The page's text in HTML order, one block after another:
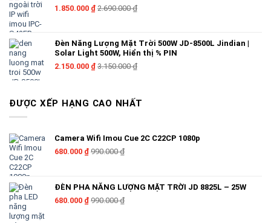
1.850.000 ₫ 2.690.000₫
Đèn Năng Lượng Mặt Trời 500W JD-8500L Jindian |
Solar Light 500W, Hiển thị % PIN
2.150.000 ₫ 3.150.000₫
ĐƯỢC XẾP HẠNG CAO NHẤT
Camera Wifi Imou Cue 2C C22CP 1080p
680.000 ₫ 990.000₫
ĐÈN PHA NĂNG LƯỢNG MẶT TRỜI JD 8825L – 25W
680.000 ₫ 990.000₫